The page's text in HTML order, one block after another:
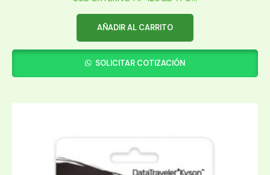
AÑADIR AL CARRITO
SOLICITAR COTIZACIÓN